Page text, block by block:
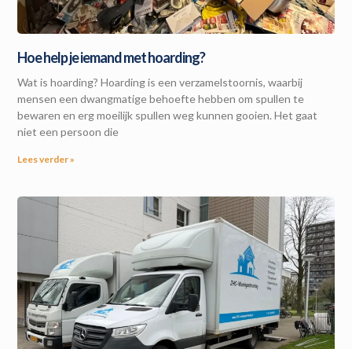
Hoe help je iemand met hoarding?
Wat is hoarding? Hoarding is een verzamelstoornis, waarbij
mensen een dwangmatige behoefte hebben om spullen te
bewaren en erg moeilijk spullen weg kunnen gooien. Het gaat
niet een persoon die
Lees verder »